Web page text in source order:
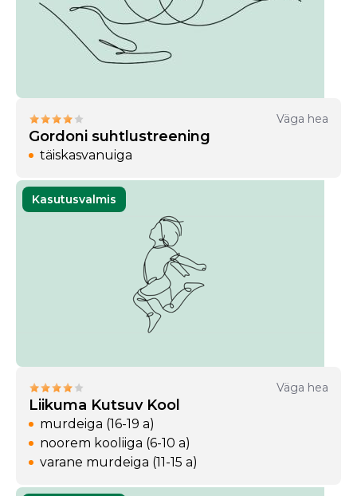
Väga hea
Gordoni suhtlustreening
täiskasvanuiga
Kasutusvalmis
Väga hea
Liikuma Kutsuv Kool
murdeiga (16-19 a)
noorem kooliiga (6-10 a)
varane murdeiga (11-15 a)